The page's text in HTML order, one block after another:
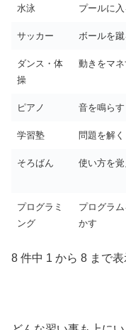
水泳 プールに入
サッカー ボールを蹴
ダンス・体
操
動きをマネ
ピアノ 音を鳴らす
学習塾 問題を解く
そろばん 使い方を覚
プログラミ
ング
プログラ
かす
8 件中 1 から 8 まで表